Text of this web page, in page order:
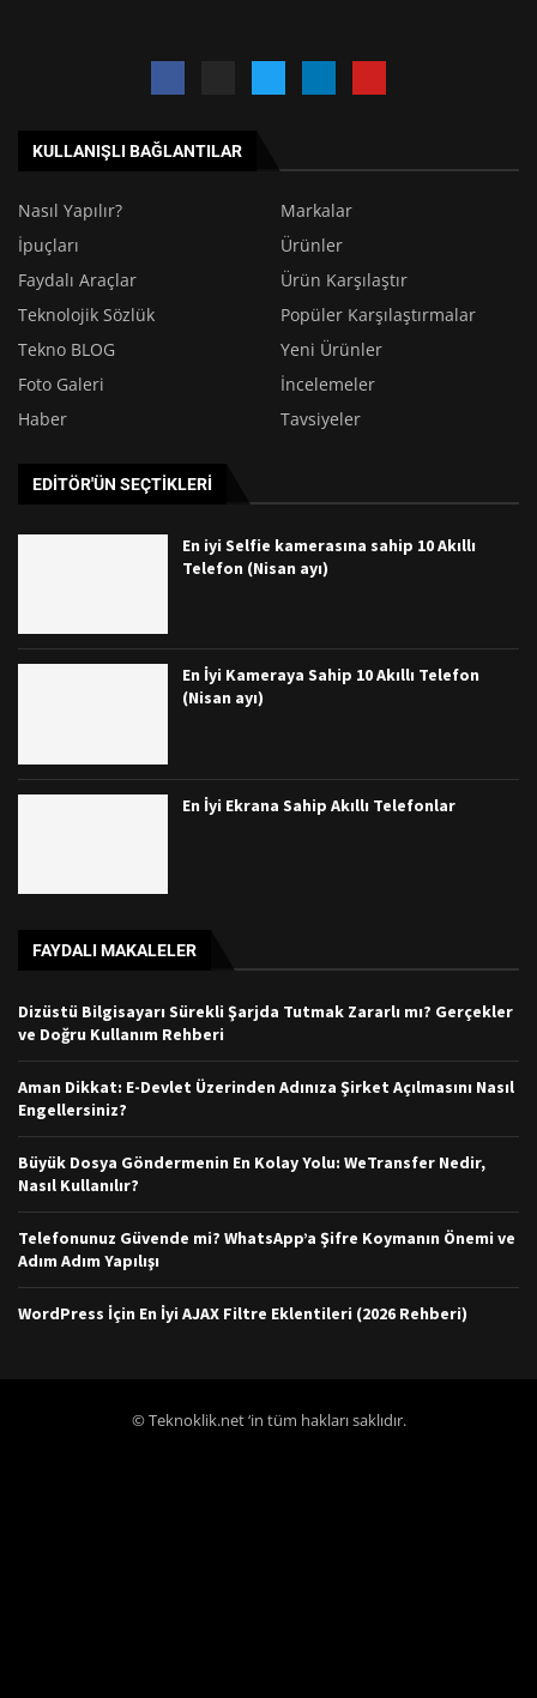
KULLANIŞLI BAĞLANTILAR
Nasıl Yapılır?
Markalar
İpuçları
Ürünler
Faydalı Araçlar
Ürün Karşılaştır
Teknolojik Sözlük
Popüler Karşılaştırmalar
Tekno BLOG
Yeni Ürünler
Foto Galeri
İncelemeler
Haber
Tavsiyeler
EDITÖR'ÜN SEÇTIKLERI
En iyi Selfie kamerasına sahip 10 Akıllı
Telefon (Nisan ayı)
En İyi Kameraya Sahip 10 Akıllı Telefon
(Nisan ayı)
En İyi Ekrana Sahip Akıllı Telefonlar
FAYDALI MAKALELER
Dizüstü Bilgisayarı Sürekli Şarjda Tutmak Zararlı mı? Gerçekler
ve Doğru Kullanım Rehberi
Aman Dikkat: E-Devlet Üzerinden Adınıza Şirket Açılmasını Nasıl
Engellersiniz?
Büyük Dosya Göndermenin En Kolay Yolu: WeTransfer Nedir,
Nasıl Kullanılır?
Telefonunuz Güvende mi? WhatsApp’a Şifre Koymanın Önemi ve
Adım Adım Yapılışı
WordPress İçin En İyi AJAX Filtre Eklentileri (2026 Rehberi)
© Teknoklik.net ‘in tüm hakları saklıdır.